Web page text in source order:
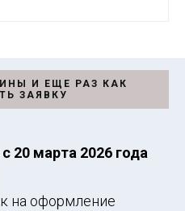
И ЕЩЕ РАЗ КАК
ЗАЯВКУ
20 марта 2026 года
на оформление